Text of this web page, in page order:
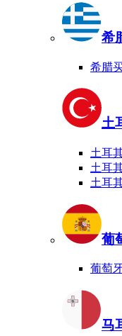
希
希腊
土
土耳
土耳
土耳
葡
葡萄
马